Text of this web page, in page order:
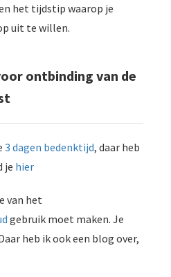
het tijdstip waarop je
uit te willen.
ontbinding van de
3 dagen bedenktijd, daar heb
je hier
van het
gebruik moet maken. Je
heb ik ook een blog over,